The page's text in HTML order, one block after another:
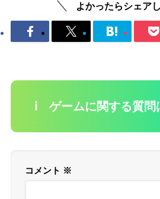
よかったらシェア
ℹ️ ゲームに関する質問
コメント ※